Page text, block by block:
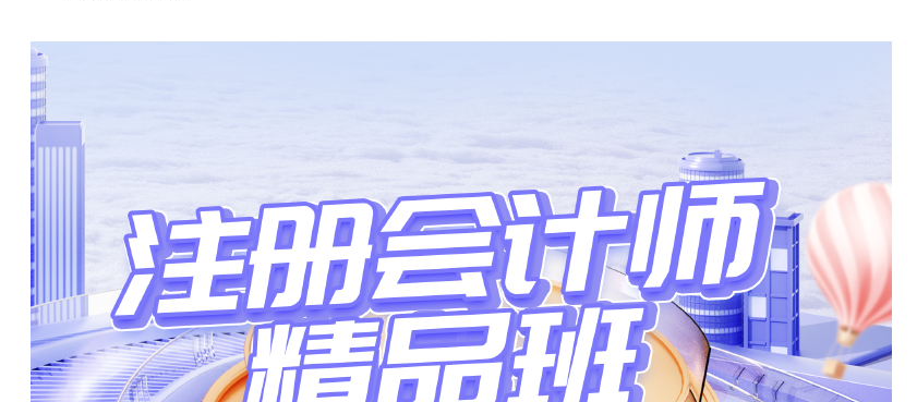
168****6517 刚刚购买了该课程
179****3216 刚刚购买了该课程
192****3623 刚刚购买了该课程
137****4749 刚刚购买了该课程
140****2887 刚刚购买了该课程
163****4787 刚刚购买了该课程
184****3003 刚刚购买了该课程
191****4054 刚刚购买了该课程
166****2776 刚刚购买了该课程